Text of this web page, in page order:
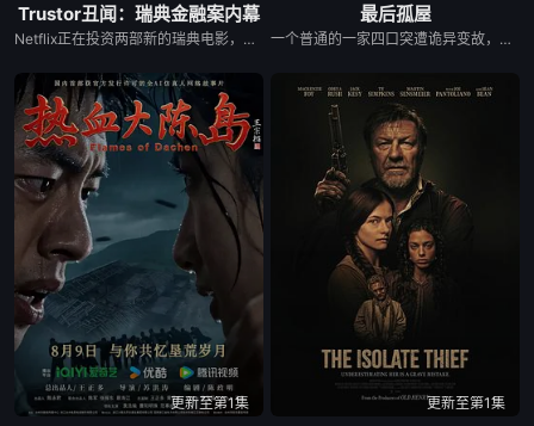
Trustor丑闻：瑞典金融案内幕
Netflix正在投资两部新的瑞典电影，其中包括Karin af Klintberg和Teresa Alldén关于瑞典最臭名昭著的生态犯罪之一的纪录片《Trustor》。在这里，约阿希姆·波斯纳走了出来，用他自己的话告诉了他关于信托丑闻的故事。卡琳·阿夫·克林特伯格问自己：“五个人怎么能骗了6亿，却仍然逍遥法外？”她在一份新闻稿中说：“是男人在欺骗这个系统，这是一个经典的猫捉老鼠游戏，金融部门也被骗了。无论这是一次聪明还是笨拙的抢劫，小偷都带着一个没有戴强盗面具或开一枪的宝箱逃走了。但也有受害者，我们不能忘记”。
最后孤屋
一个普通的一家四口突遭诡异变故，被困在自家房屋中超过 1000 天无法出门。在资源消耗殆尽与未知神秘威胁的双重逼迫下，一家人必须想方设法联手求生，打破这间禁锢生命的困局。
更新至第1集 更新至第1集